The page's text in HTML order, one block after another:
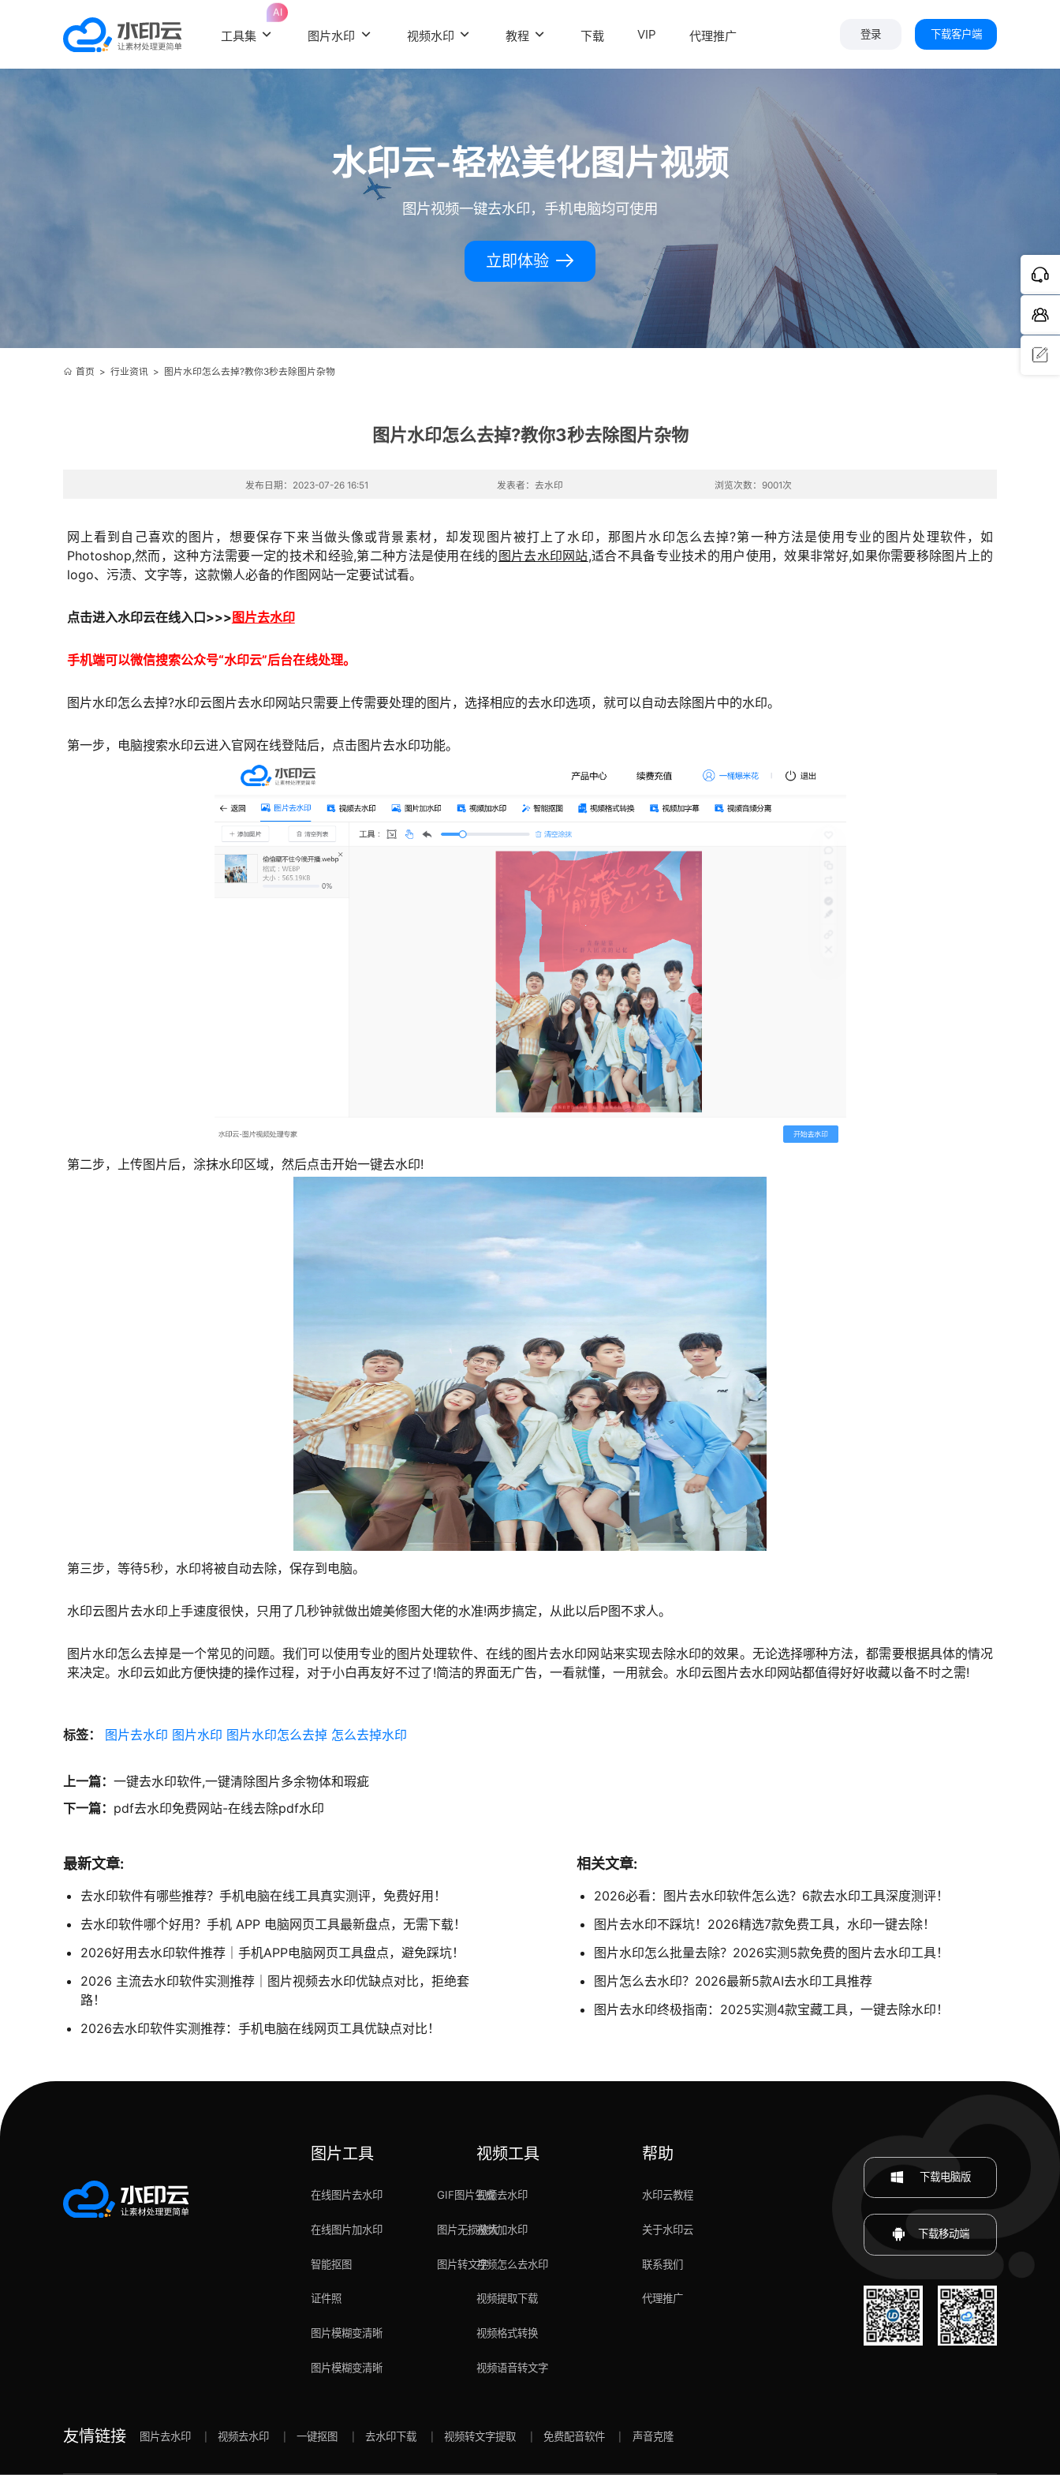
工具集
AI
图片水印 视频水印 教程 下载 VIP 代理推广 登录 下载客户端
水印云-轻松美化图片视频
图片视频一键去水印，手机电脑均可使用
立即体验
首页 > 行业资讯> 图片水印怎么去掉?教你3秒去除图片杂物
图片水印怎么去掉?教你3秒去除图片杂物
发布日期：2023-07-26 16:51 发表者：去水印 浏览次数：9001次
网上看到自己喜欢的图片，想要保存下来当做头像或背景素材，却发现图片被打上了水印，那图片水印怎么去掉?第一种方法是使用专业的图片处理软件，如
Photoshop,然而，这种方法需要一定的技术和经验,第二种方法是使用在线的图片去水印网站,适合不具备专业技术的用户使用，效果非常好,如果你需要移除图片上的
logo、污渍、文字等，这款懒人必备的作图网站一定要试试看。
点击进入水印云在线入口>>>图片去水印
手机端可以微信搜索公众号“水印云”后台在线处理。
图片水印怎么去掉?水印云图片去水印网站只需要上传需要处理的图片，选择相应的去水印选项，就可以自动去除图片中的水印。
第一步，电脑搜索水印云进入官网在线登陆后，点击图片去水印功能。
第二步，上传图片后，涂抹水印区域，然后点击开始一键去水印!
第三步，等待5秒，水印将被自动去除，保存到电脑。
水印云图片去水印上手速度很快，只用了几秒钟就做出媲美修图大佬的水准!两步搞定，从此以后P图不求人。
图片水印怎么去掉是一个常见的问题。我们可以使用专业的图片处理软件、在线的图片去水印网站来实现去除水印的效果。无论选择哪种方法，都需要根据具体的情况
来决定。水印云如此方便快捷的操作过程，对于小白再友好不过了!简洁的界面无广告，一看就懂，一用就会。水印云图片去水印网站都值得好好收藏以备不时之需!
标签： 图片去水印 图片水印 图片水印怎么去掉 怎么去掉水印
上一篇： 一键去水印软件,一键清除图片多余物体和瑕疵
下一篇： pdf去水印免费网站-在线去除pdf水印
最新文章:
去水印软件有哪些推荐？手机电脑在线工具真实测评，免费好用！
去水印软件哪个好用？手机 APP 电脑网页工具最新盘点，无需下载！
2026好用去水印软件推荐｜手机APP电脑网页工具盘点，避免踩坑！
2026 主流去水印软件实测推荐｜图片视频去水印优缺点对比，拒绝套
路！
2026去水印软件实测推荐：手机电脑在线网页工具优缺点对比！
相关文章:
2026必看：图片去水印软件怎么选？6款去水印工具深度测评！
图片去水印不踩坑！2026精选7款免费工具，水印一键去除！
图片水印怎么批量去除？2026实测5款免费的图片去水印工具！
图片怎么去水印？2026最新5款AI去水印工具推荐
图片去水印终极指南：2025实测4款宝藏工具，一键去除水印！
图片工具
在线图片去水印
在线图片加水印
智能抠图
证件照
图片模糊变清晰
图片模糊变清晰
GIF图片生成
图片无损放大
图片转文字
视频工具
视频去水印
视频加水印
视频怎么去水印
视频提取下载
视频格式转换
视频语音转文字
帮助
水印云教程
关于水印云
联系我们
代理推广
下载电脑版
下载移动端
友情链接 图片去水印 视频去水印 一键抠图 去水印下载 视频转文字提取 免费配音软件 声音克隆